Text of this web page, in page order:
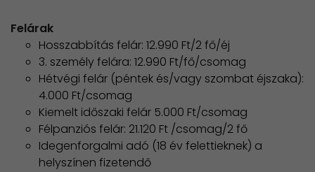
Felárak
Hosszabbítás felár: 12.990 Ft/2 fő/éj
3. személy felára: 12.990 Ft/fő/csomag
Hétvégi felár (péntek és/vagy szombat éjszaka):
4.000 Ft/csomag
Kiemelt időszaki felár 5.000 Ft/csomag
Félpanziós felár: 21.120 Ft /csomag/2 fő
Idegenforgalmi adó (18 év felettieknek) a
helyszínen fizetendő